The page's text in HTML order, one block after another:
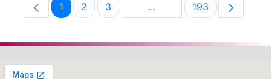
Página
1 Página
2 Página
3 ...Páginas intermedias Use
Página
193